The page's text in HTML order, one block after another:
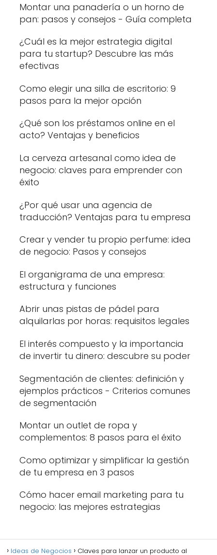
Montar una panadería o un horno de
pan: pasos y consejos - Guía completa
¿Cuál es la mejor estrategia digital
para tu startup? Descubre las más
efectivas
Como elegir una silla de escritorio: 9
pasos para la mejor opción
¿Qué son los préstamos online en el
acto? Ventajas y beneficios
La cerveza artesanal como idea de
negocio: claves para emprender con
éxito
¿Por qué usar una agencia de
traducción? Ventajas para tu empresa
Crear y vender tu propio perfume: idea
de negocio: Pasos y consejos
El organigrama de una empresa:
estructura y funciones
Abrir unas pistas de pádel para
alquilarlas por horas: requisitos legales
El interés compuesto y la importancia
de invertir tu dinero: descubre su poder
Segmentación de clientes: definición y
ejemplos prácticos - Criterios comunes
de segmentación
Montar un outlet de ropa y
complementos: 8 pasos para el éxito
Como optimizar y simplificar la gestión
de tu empresa en 3 pasos
Cómo hacer email marketing para tu
negocio: las mejores estrategias
Ideas de Negocios Claves para lanzar un producto al